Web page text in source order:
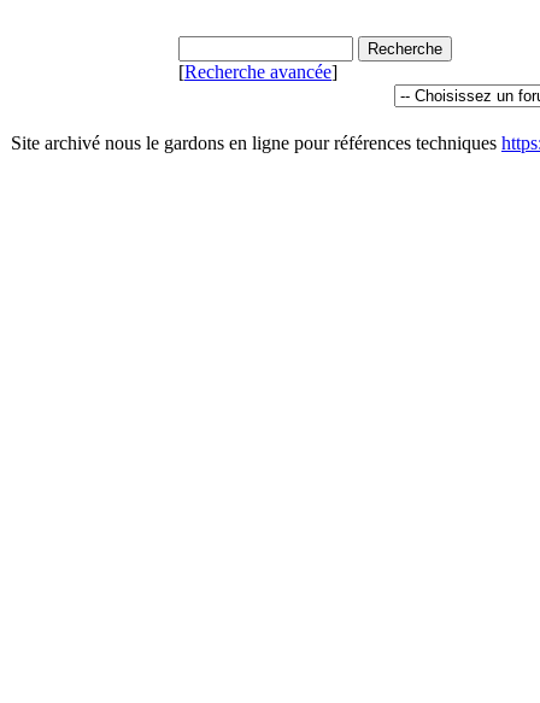
[Recherche avancée]
Site archivé nous le gardons en ligne pour références techniques